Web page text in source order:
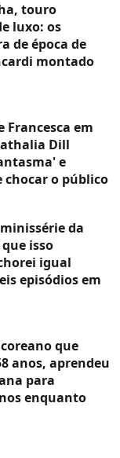
touro
luxo: os
de época de
montado
Francesca em
Dill
e
o público
da
isso
igual
episódios em
que
anos, aprendeu
para
enquanto